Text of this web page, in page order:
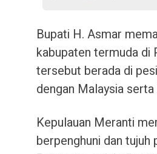
Bupati H. Asmar
kabupaten termuda di
tersebut berada di
dengan Malaysia serta
Kepulauan Meranti
berpenghuni dan tujuh